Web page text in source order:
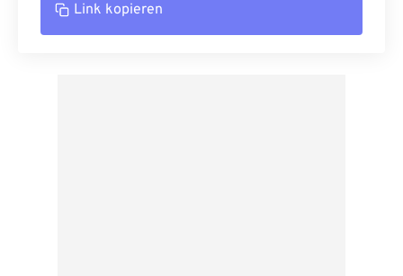
Link kopieren